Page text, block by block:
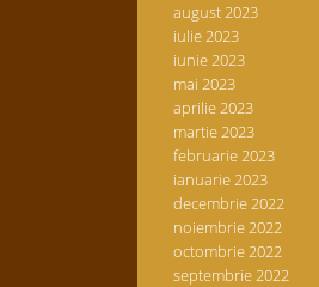
august 2023
iulie 2023
iunie 2023
mai 2023
aprilie 2023
martie 2023
februarie 2023
ianuarie 2023
decembrie 2022
noiembrie 2022
octombrie 2022
septembrie 2022